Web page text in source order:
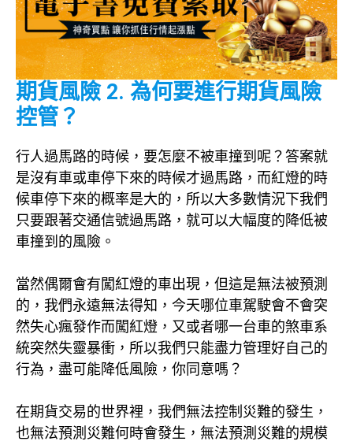
期貨風險 2. 為何要進行期貨風險
控管？
行人過馬路的時候，要怎麼不被車撞到呢？答案就
是沒有車或車停下來的時候才過馬路，而紅燈的時
候車停下來的概率是大的，所以大多數情況下我們
只要跟著交通信號過馬路，就可以大幅度的降低被
車撞到的風險。
當然偶爾會有闖紅燈的車出現，但這是無法被預測
的，我們永遠無法得知，今天哪位車駕駛會不會突
然失心瘋發作而闖紅燈，又或者哪一台車的煞車系
統突然失靈暴衝，所以我們只能盡力管理好自己的
行為，盡可能降低風險，你同意嗎？
在期貨交易的世界裡，我們無法控制災難的發生，
也無法預測災難何時會發生，無法預測災難的規模